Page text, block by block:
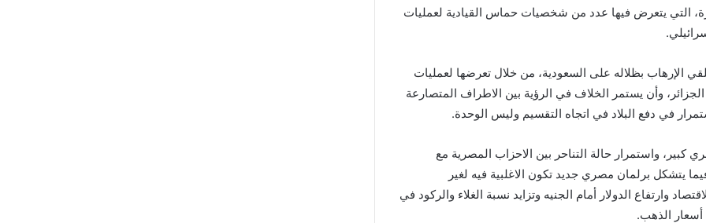
التي يتعرض فيها عدد من شخصيات حماس القيادية لعمليات
الإرهاب بظلاله على السعودية، من خلال تعرضها لعمليات
وأن يستمر الخلاف في الرؤية بين الاطراف المتصارعة
في دفع البلاد في اتجاه التقسيم وليس الوحدة.
واستمرار حالة التناحر بين الاحزاب المصرية مع
يتشكل برلمان مصري جديد تكون الاغلبية فيه لغير
وارتفاع الدولار أمام الجنيه وتزايد نسبة الغلاء والركود في
أسعار الذهب.
شخص يحضر حفل زفاف بصحبته أسد هاجم
الضيوف بعد فقدان السيطرة عليه
الإسرائيليون محبطون من اتفاق وقف النار
وصنعاء تشيد بصمود الشعب اللبناني وحزب
الله في مواجهة العدوان